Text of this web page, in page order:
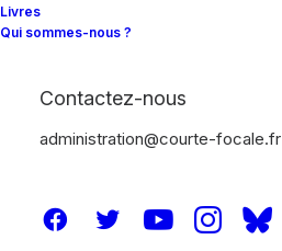
Livres
Qui sommes-nous ?
Contactez-nous
administration@courte-focale.fr